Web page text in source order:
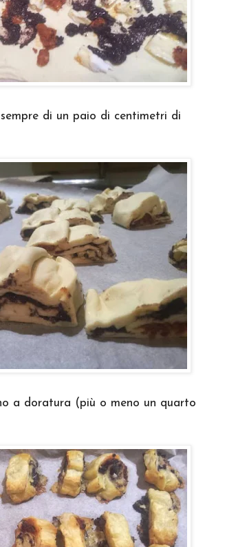
di un paio di centimetri di
a doratura (più o meno un quarto